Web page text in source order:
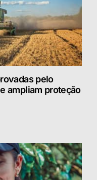
pelo
ampliam proteção